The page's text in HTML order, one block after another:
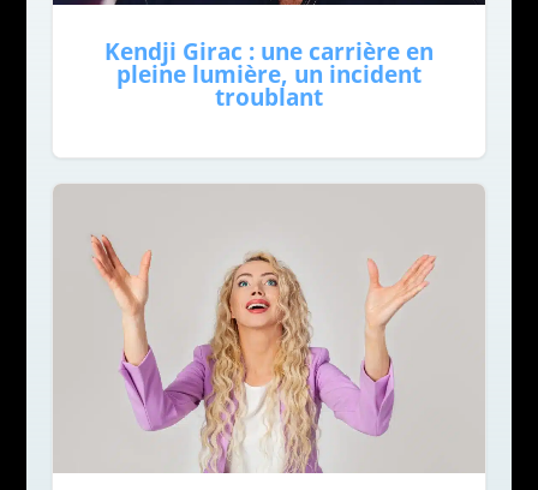
Kendji Girac : une carrière en
pleine lumière, un incident
troublant